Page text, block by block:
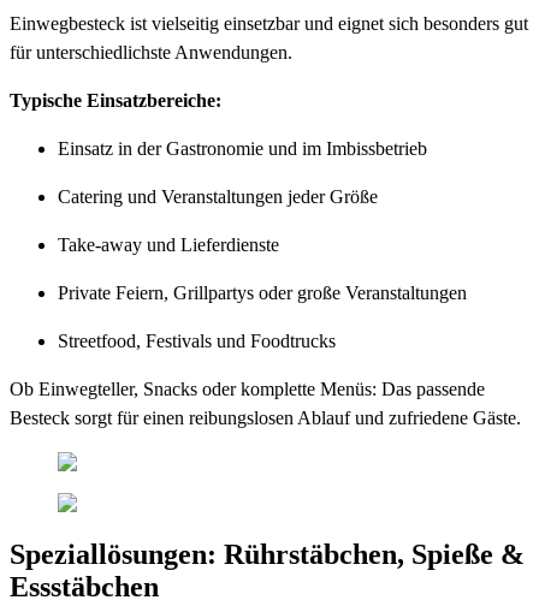
Einwegbesteck ist vielseitig einsetzbar und eignet sich besonders gut
für unterschiedlichste Anwendungen.
Typische Einsatzbereiche:
Einsatz in der Gastronomie und im Imbissbetrieb
Catering und Veranstaltungen jeder Größe
Take-away und Lieferdienste
Private Feiern, Grillpartys oder große Veranstaltungen
Streetfood, Festivals und Foodtrucks
Ob Einwegteller, Snacks oder komplette Menüs: Das passende
Besteck sorgt für einen reibungslosen Ablauf und zufriedene Gäste.
Speziallösungen: Rührstäbchen, Spieße &
Essstäbchen